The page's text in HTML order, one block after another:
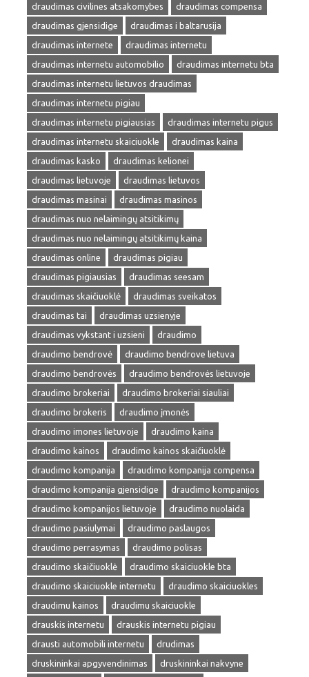
draudimas civilines atsakomybes
draudimas compensa
draudimas gjensidige
draudimas i baltarusija
draudimas internete
draudimas internetu
draudimas internetu automobilio
draudimas internetu bta
draudimas internetu lietuvos draudimas
draudimas internetu pigiau
draudimas internetu pigiausias
draudimas internetu pigus
draudimas internetu skaiciuokle
draudimas kaina
draudimas kasko
draudimas kelionei
draudimas lietuvoje
draudimas lietuvos
draudimas masinai
draudimas masinos
draudimas nuo nelaimingų atsitikimų
draudimas nuo nelaimingų atsitikimų kaina
draudimas online
draudimas pigiau
draudimas pigiausias
draudimas seesam
draudimas skaičiuoklė
draudimas sveikatos
draudimas tai
draudimas uzsienyje
draudimas vykstant i uzsieni
draudimo
draudimo bendrovė
draudimo bendrove lietuva
draudimo bendrovės
draudimo bendrovės lietuvoje
draudimo brokeriai
draudimo brokeriai siauliai
draudimo brokeris
draudimo įmonės
draudimo imones lietuvoje
draudimo kaina
draudimo kainos
draudimo kainos skaičiuoklė
draudimo kompanija
draudimo kompanija compensa
draudimo kompanija gjensidige
draudimo kompanijos
draudimo kompanijos lietuvoje
draudimo nuolaida
draudimo pasiulymai
draudimo paslaugos
draudimo perrasymas
draudimo polisas
draudimo skaičiuoklė
draudimo skaiciuokle bta
draudimo skaiciuokle internetu
draudimo skaiciuokles
draudimu kainos
draudimu skaiciuokle
drauskis internetu
drauskis internetu pigiau
drausti automobili internetu
drudimas
druskininkai apgyvendinimas
druskininkai nakvyne